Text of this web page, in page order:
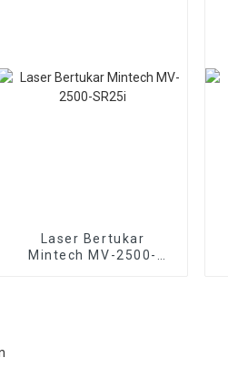
Laser Bertukar
Mintech MV-2500-